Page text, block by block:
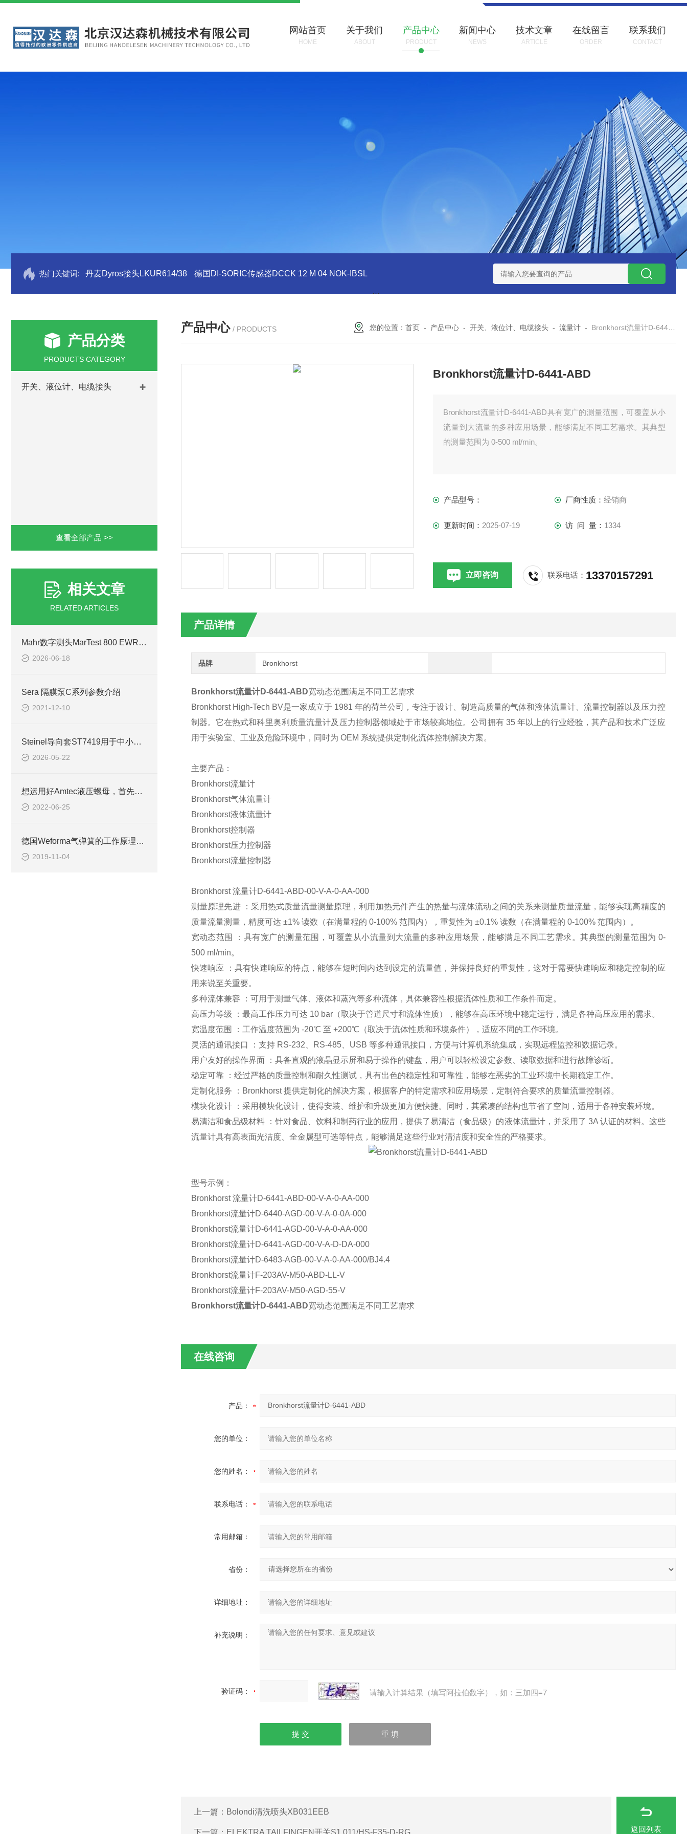
网站首页
HOME
关于我们
ABOUT
产品中心
PRODUCT
新闻中心
NEWS
技术文章
ARTICLE
在线留言
ORDER
联系我们
CONTACT
热门关键词: 丹麦Dyros接头LKUR614/38 德国DI-SORIC传感器DCCK 12 M 04 NOK-IBSL 德国DI-SORIC传感器DCC 08 M 02 PSK-TSL 瑞典AQ液位开关RS34 意大利
产品分类
PRODUCTS CATEGORY
开关、液位计、电缆接头
查看全部产品 >>
相关文章
RELATED ARTICLES
Mahr数字测头MarTest 800 EWR适用于汽配零部件核验
2026-06-18
Sera 隔膜泵C系列参数介绍
2021-12-10
Steinel导向套ST7419用于中小型精密冲压模具
2026-05-22
想运用好Amtec液压螺母，首先要先了解它的原理
2022-06-25
德国Weforma气弹簧的工作原理是什么
2019-11-04
产品中心 / PRODUCTS 您的位置：首页 - 产品中心 -开关、液位计、电缆接头 -流量计 - Bronkhorst流量计D-6441-ABD
Bronkhorst流量计D-6441-ABD
Bronkhorst流量计D-6441-ABD具有宽广的测量范围，可覆盖从小
流量到大流量的多种应用场景，能够满足不同工艺需求。其典型
的测量范围为 0-500 ml/min。
产品型号： 厂商性质： 经销商
更新时间： 2025-07-19 访 问 量： 1334
立即咨询 联系电话： 13370157291
产品详情
品牌 Bronkhorst
Bronkhorst流量计D-6441-ABD宽动态范围满足不同工艺需求
Bronkhorst High-Tech BV是一家成立于 1981 年的荷兰公司，专注于设计、制造高质量的气体和液体流量计、流量控制器以及压力控
制器。它在热式和科里奥利质量流量计及压力控制器领域处于市场较高地位。公司拥有 35年以上的行业经验，其产品和技术广泛应
用于实验室、工业及危险环境中，同时为 OEM 系统提供定制化流体控制解决方案。
主要产品：
Bronkhorst流量计
Bronkhorst气体流量计
Bronkhorst液体流量计
Bronkhorst控制器
Bronkhorst压力控制器
Bronkhorst流量控制器
Bronkhorst流量计D-6441-ABD-00-V-A-0-AA-000
测量原理先进
：采用热式质量流量测量原理，利用加热元件产生的热量与流体流动之间的关系来测量质量流量，能够实现高精度的
质量流量测量，精度可达 ±1% 读数（在满量程的 0-100% 范围内），重复性为 ±0.1% 读数（在满量程的 0-100% 范围内）。
宽动态范围
：具有宽广的测量范围，可覆盖从小流量到大流量的多种应用场景，能够满足不同工艺需求。其典型的测量范围为 0-
500 ml/min。
快速响应
：具有快速响应的特点，能够在短时间内达到设定的流量值，并保持良好的重复性，这对于需要快速响应和稳定控制的应
用来说至关重要。
多种流体兼容
：可用于测量气体、液体和蒸汽等多种流体，具体兼容性根据流体性质和工作条件而定。
高压力等级
：最高工作压力可达 10 bar（取决于管道尺寸和流体性质），能够在高压环境中稳定运行，满足各种高压应用的需求。
宽温度范围
：工作温度范围为 -20℃ 至 +200℃（取决于流体性质和环境条件），适应不同的工作环境。
灵活的通讯接口
：支持 RS-232 RS-485、 USB 等多种通讯接口，方便与计算机系统集成，实现远程监控和数据记录。
用户友好的操作界面
：具备直观的液晶显示屏和易于操作的键盘，用户可以轻松设定参数、读取数据和进行故障诊断。
稳定可靠
：经过严格的质量控制和耐久性测试，具有出色的稳定性和可靠性，能够在恶劣的工业环境中长期稳定工作。
定制化服务
： Bronkhorst提供定制化的解决方案，根据客户的特定需求和应用场景，定制符合要求的质量流量控制器。
模块化设计
：采用模块化设计，使得安装、维护和升级更加方便快捷。同时，其紧凑的结构也节省了空间，适用于各种安装环境。
易清洁和食品级材料
：针对食品、饮料和制药行业的应用，提供了易清洁（食品级）的液体流量计，并采用了 3A 认证的材料。这些
流量计具有高表面光洁度、全金属型可选等特点，能够满足这些行业对清洁度和安全性的严格要求。
型号示例：
Bronkhorst流量计D-6441-ABD-00-V-A-0-AA-000
Bronkhorst流量计D-6440-AGD-00-V-A-0-0A-000
Bronkhorst流量计D-6441-AGD-00-V-A-0-AA-000
Bronkhorst流量计D-6441-AGD-00-V-A-D-DA-000
Bronkhorst流量计D-6483-AGB-00-V-A-0-AA-000/BJ4.4
Bronkhorst流量计F-203AV-M50-ABD-LL-V
Bronkhorst流量计F-203AV-M50-AGD-55-V
Bronkhorst流量计D-6441-ABD宽动态范围满足不同工艺需求
在线咨询
产品：
您的单位：
您的姓名：
联系电话：
常用邮箱：
省份：
详细地址：
补充说明：
验证码： 请输入计算结果（填写阿拉伯数字），如：三加四=7
上一篇： Bolondi清洗喷头XB031EEB
下一篇： ELEKTRA TAILFINGEN开关S1 011/HS-F35-D-RG 返回列表